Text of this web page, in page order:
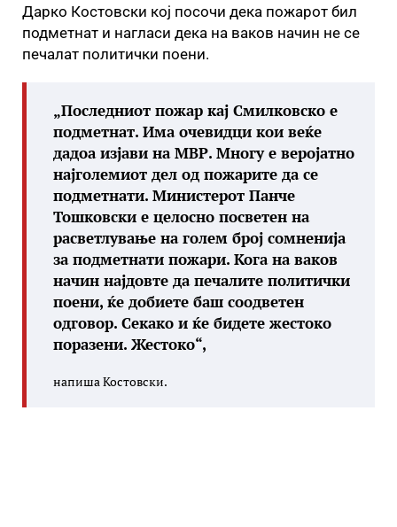
Дарко Костовски кој посочи дека пожарот бил
подметнат и нагласи дека на ваков начин не се
печалат политички поени.
„Последниот пожар кај Смилковско е
подметнат. Има очевидци кои веќе
дадоа изјави на МВР. Многу е веројатно
најголемиот дел од пожарите да се
подметнати. Министерот Панче
Тошковски е целосно посветен на
расветлување на голем број сомненија
за подметнати пожари. Кога на ваков
начин најдовте да печалите политички
поени, ќе добиете баш соодветен
одговор. Секако и ќе бидете жестоко
поразени. Жестоко“,
напиша Костовски.